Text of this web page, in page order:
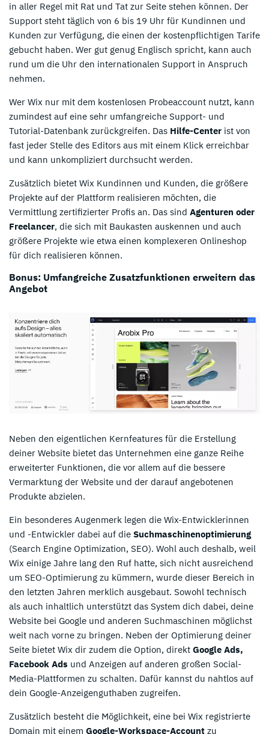
in aller Regel mit Rat und Tat zur Seite stehen können. Der
Support steht täglich von 6 bis 19 Uhr für Kundinnen und
Kunden zur Verfügung, die einen der kostenpflichtigen Tarife
gebucht haben. Wer gut genug Englisch spricht, kann auch
rund um die Uhr den internationalen Support in Anspruch
nehmen.
Wer Wix nur mit dem kostenlosen Probeaccount nutzt, kann
zumindest auf eine sehr umfangreiche Support- und
Tutorial-Datenbank zurückgreifen. Das Hilfe-Center ist von
fast jeder Stelle des Editors aus mit einem Klick erreichbar
und kann unkompliziert durchsucht werden.
Zusätzlich bietet Wix Kundinnen und Kunden, die größere
Projekte auf der Plattform realisieren möchten, die
Vermittlung zertifizierter Profis an. Das sind Agenturen oder
Freelancer, die sich mit Baukasten auskennen und auch
größere Projekte wie etwa einen komplexeren Onlineshop
für dich realisieren können.
Bonus: Umfangreiche Zusatzfunktionen erweitern das
Angebot
Neben den eigentlichen Kernfeatures für die Erstellung
deiner Website bietet das Unternehmen eine ganze Reihe
erweiterter Funktionen, die vor allem auf die bessere
Vermarktung der Website und der darauf angebotenen
Produkte abzielen.
Ein besonderes Augenmerk legen die Wix-Entwicklerinnen
und -Entwickler dabei auf die Suchmaschinenoptimierung
(Search Engine Optimization, SEO). Wohl auch deshalb, weil
Wix einige Jahre lang den Ruf hatte, sich nicht ausreichend
um SEO-Optimierung zu kümmern, wurde dieser Bereich in
den letzten Jahren merklich ausgebaut. Sowohl technisch
als auch inhaltlich unterstützt das System dich dabei, deine
Website bei Google und anderen Suchmaschinen möglichst
weit nach vorne zu bringen. Neben der Optimierung deiner
Seite bietet Wix dir zudem die Option, direkt Google Ads,
Facebook Ads und Anzeigen auf anderen großen Social-
Media-Plattformen zu schalten. Dafür kannst du nahtlos auf
dein Google-Anzeigenguthaben zugreifen.
Zusätzlich besteht die Möglichkeit, eine bei Wix registrierte
Domain mit einem Google-Workspace-Account zu
ab 13,09 Euro mtl.
* Affiliate Link